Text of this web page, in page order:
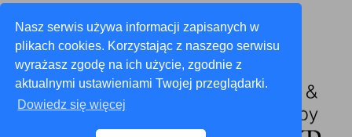
Nasz serwis używa informacji zapisanych w
plikach cookies. Korzystając z naszego serwisu
wyrażasz zgodę na ich użycie, zgodnie z
aktualnymi ustawieniami Twojej przeglądarki.
Dowiedz się więcej
gsp@prawo.ug.edu.pl